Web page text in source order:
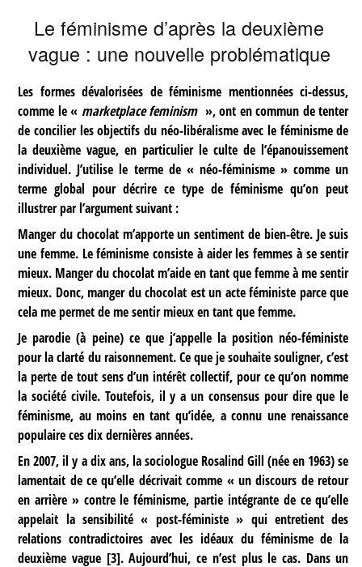
Le féminisme d’après la deuxième
vague : une nouvelle problématique
Les formes dévalorisées de féminisme mentionnées ci-dessus,
comme le « marketplace feminism », ont en commun de tenter
de concilier les objectifs du néo-libéralisme avec le féminisme de
la deuxième vague, en particulier le culte de l’épanouissement
individuel. J’utilise le terme de « néo-féminisme » comme un
terme global pour décrire ce type de féminisme qu’on peut
illustrer par l’argument suivant :
Manger du chocolat m’apporte un sentiment de bien-être. Je suis
une femme. Le féminisme consiste à aider les femmes à se sentir
mieux. Manger du chocolat m’aide en tant que femme à me sentir
mieux. Donc, manger du chocolat est un acte féministe parce que
cela me permet de me sentir mieux en tant que femme.
Je parodie (à peine) ce que j’appelle la position néo-féministe
pour la clarté du raisonnement. Ce que je souhaite souligner, c’est
la perte de tout sens d’un intérêt collectif, pour ce qu’on nomme
la société civile. Toutefois, il y a un consensus pour dire que le
féminisme, au moins en tant qu’idée, a connu une renaissance
populaire ces dix dernières années.
En 2007, il y a dix ans, la sociologue Rosalind Gill (née en 1963) se
lamentait de ce qu’elle décrivait comme « un discours de retour
en arrière » contre le féminisme, partie intégrante de ce qu’elle
appelait la sensibilité « post-féministe » qui entretient des
relations contradictoires avec les idéaux du féminisme de la
deuxième vague[3]. Aujourd’hui, ce n’est plus le cas. Dans un